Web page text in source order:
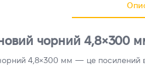
чорний 4,8×300
4,8×300 мм — це посилений